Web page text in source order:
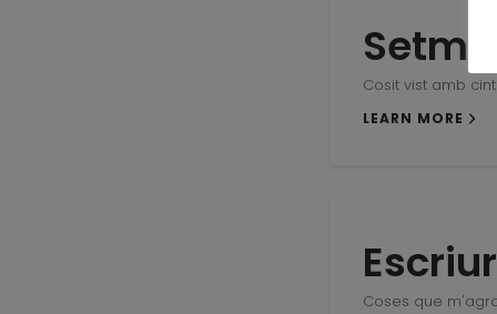
Cosit vist amb
LEARN MORE
Coses que